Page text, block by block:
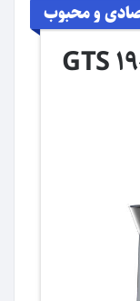
و محبوب